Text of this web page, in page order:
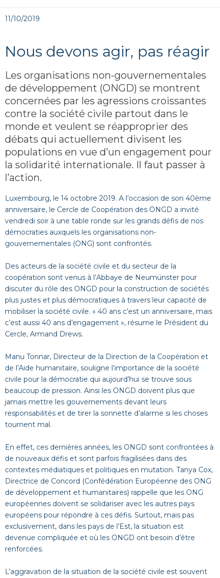
11/10/2019
Nous devons agir, pas réagir
Les organisations non-gouvernementales
de développement (ONGD) se montrent
concernées par les agressions croissantes
contre la société civile partout dans le
monde et veulent se réapproprier des
débats qui actuellement divisent les
populations en vue d’un engagement pour
la solidarité internationale. Il faut passer à
l’action.
Luxembourg, le 14 octobre 2019. A l’occasion de son 40ème
anniversaire, le Cercle de Coopération des ONGD a invité
vendredi soir à une table ronde sur les grands défis de nos
démocraties auxquels les organisations non-
gouvernementales (ONG) sont confrontés.
Des acteurs de la société civile et du secteur de la
coopération sont venus à l’Abbaye de Neumünster pour
discuter du rôle des ONGD pour la construction de sociétés
plus justes et plus démocratiques à travers leur capacité de
mobiliser la société civile. « 40 ans c’est un anniversaire, mais
c’est aussi 40 ans d’engagement », résume le Président du
Cercle, Armand Drews.
Manu Tonnar, Directeur de la Direction de la Coopération et
de l’Aide humanitaire, souligne l’importance de la société
civile pour la démocratie qui aujourd’hui se trouve sous
beaucoup de pression. Ainsi les ONGD doivent plus que
jamais mettre les gouvernements devant leurs
responsabilités et de tirer la sonnette d’alarme si les choses
tournent mal.
En effet, ces dernières années, les ONGD sont confrontées à
de nouveaux défis et sont parfois fragilisées dans des
contextes médiatiques et politiques en mutation. Tanya Cox,
Directrice de Concord (Confédération Européenne des ONG
de développement et humanitaires) rappelle que les ONG
européennes doivent se solidariser avec les autres pays
européens pour répondre à ces défis. Surtout, mais pas
exclusivement, dans les pays de l’Est, la situation est
devenue compliquée et où les ONGD ont besoin d’être
renforcées.
L’aggravation de la situation de la société civile est souvent